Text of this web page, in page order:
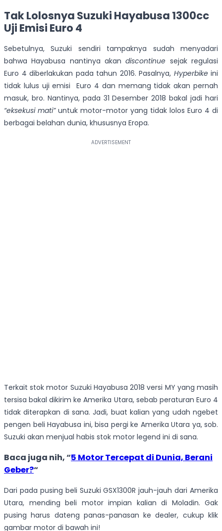
Tak Lolosnya Suzuki Hayabusa 1300cc
Uji Emisi Euro 4
Sebetulnya, Suzuki sendiri tampaknya sudah menyadari
bahwa Hayabusa nantinya akandiscontinue sejak regulasi
Euro 4 diberlakukan pada tahun 2016. Pasalnya, Hyperbike ini
tidak lulus uji emisi Euro 4 dan memang tidak akan pernah
masuk, bro. Nantinya, pada 31 Desember 2018 bakal jadi hari
“eksekusi mati”untuk motor-motor yang tidak lolos Euro 4 di
berbagai belahan dunia, khususnya Eropa.
Terkait stok motor Suzuki Hayabusa 2018 versi MY yang masih
tersisa bakal dikirim ke Amerika Utara, sebab peraturan Euro 4
tidak diterapkan di sana. Jadi, buat kalian yang udah ngebet
pengen beli Hayabusa ini, bisa pergi ke Amerika Utara ya, sob.
Suzuki akan menjual habis stok motor legend ini di sana.
Baca juga nih, “5 Motor Tercepat di Dunia, Berani
Geber?“
Dari pada pusing beli Suzuki GSX1300R jauh-jauh dari Amerika
Utara, mending beli motor impian kalian di Moladin. Gak
pusing harus dateng panas-panasan ke dealer, cukup klik
gambar motor di bawah ini!